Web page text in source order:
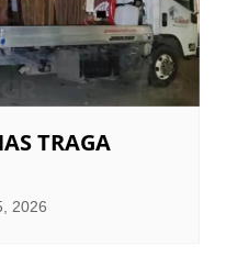
TRAGA
2026